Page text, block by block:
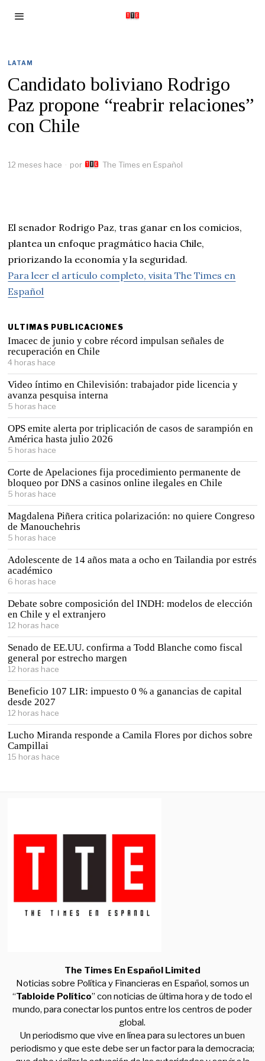
LATAM
Candidato boliviano Rodrigo
Paz propone “reabrir relaciones”
con Chile
12 meses hace por The Times en Español
El senador Rodrigo Paz, tras ganar en los comicios,
plantea un enfoque pragmático hacia Chile,
priorizando la economía y la seguridad.
Para leer el artículo completo, visita The Times en
Español
ULTIMAS PUBLICACIONES
Imacec de junio y cobre récord impulsan señales de
recuperación en Chile
4 horas hace
Video íntimo en Chilevisión: trabajador pide licencia y
avanza pesquisa interna
5 horas hace
OPS emite alerta por triplicación de casos de sarampión en
América hasta julio 2026
5 horas hace
Corte de Apelaciones fija procedimiento permanente de
bloqueo por DNS a casinos online ilegales en Chile
5 horas hace
Magdalena Piñera critica polarización: no quiere Congreso
de Manouchehris
5 horas hace
Adolescente de 14 años mata a ocho en Tailandia por estrés
académico
6 horas hace
Debate sobre composición del INDH: modelos de elección
en Chile y el extranjero
12 horas hace
Senado de EE.UU. confirma a Todd Blanche como fiscal
general por estrecho margen
12 horas hace
Beneficio 107 LIR: impuesto 0 % a ganancias de capital
desde 2027
12 horas hace
Lucho Miranda responde a Camila Flores por dichos sobre
Campillai
15 horas hace
The Times En Español Limited
Noticias sobre Política y Financieras en Español, somos un
“Tabloide Político” con noticias de última hora y de todo el
mundo, para conectar los puntos entre los centros de poder
global.
Un periodismo que vive en línea para su lectores un buen
periodismo y que este debe ser un factor para la democracia;